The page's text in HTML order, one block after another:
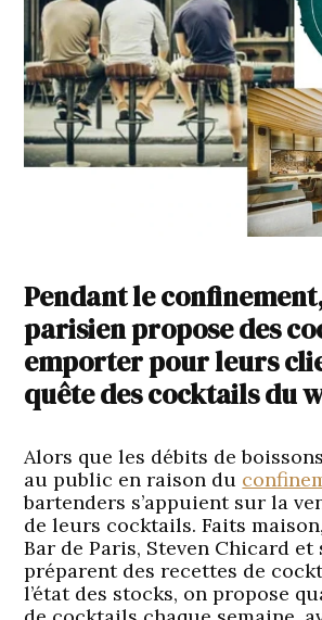
Pendant le
parisien propose des
emporter pour leurs
quête des cocktails du
Alors que les débits de
au public en raison du
bartenders s’appuient sur la
de leurs cocktails. Faits
Bar de Paris, Steven Chicard et
préparent des recettes de
l’état des stocks, on propose